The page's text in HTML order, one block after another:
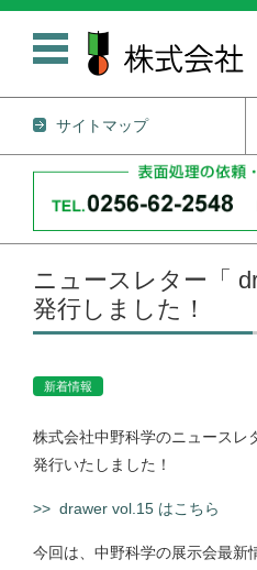
サイトマップ
コンテンツに移動
ニュースレター「
発行しました！
新着情報
株式会社中野科学のニュースレ
発行いたしました！
>> drawer vol.15 はこちら
今回は、中野科学の展示会最新